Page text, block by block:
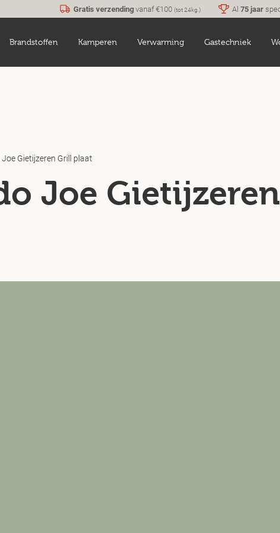
Gratis verzendingvanaf €100 (tot 24kg.) Al 75 jaar
Brandstoffen Kamperen Verwarming Gastechniek
Gietijzeren Grill plaat
Joe